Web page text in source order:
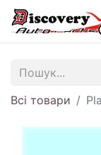
Всі товари